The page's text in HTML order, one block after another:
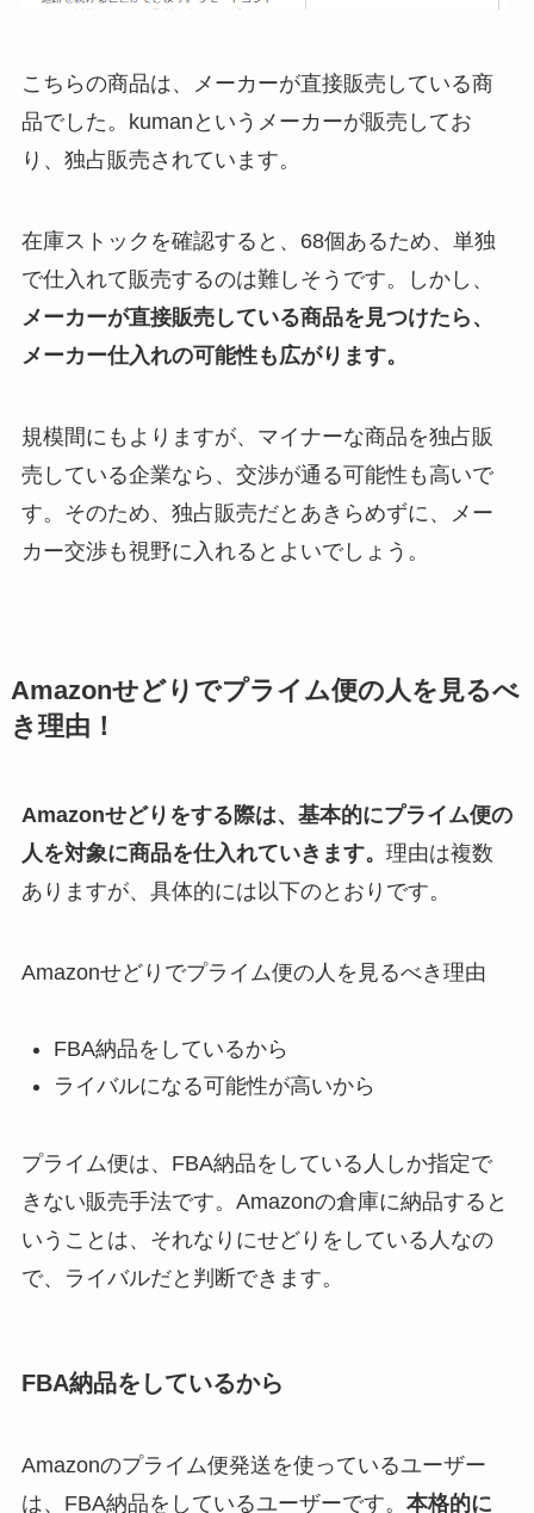
こちらの商品は、メーカーが直接販売している商
品でした。kumanというメーカーが販売してお
り、独占販売されています。
在庫ストックを確認すると、68個あるため、単独
で仕入れて販売するのは難しそうです。しかし、
メーカーが直接販売している商品を見つけたら、
メーカー仕入れの可能性も広がります。
規模間にもよりますが、マイナーな商品を独占販
売している企業なら、交渉が通る可能性も高いで
す。そのため、独占販売だとあきらめずに、メー
カー交渉も視野に入れるとよいでしょう。
Amazonせどりでプライム便の人を見るべ
き理由！
Amazonせどりをする際は、基本的にプライム便の
人を対象に商品を仕入れていきます。 理由は複数
ありますが、具体的には以下のとおりです。
Amazonせどりでプライム便の人を見るべき理由
FBA納品をしているから
ライバルになる可能性が高いから
プライム便は、FBA納品をしている人しか指定で
きない販売手法です。Amazonの倉庫に納品すると
いうことは、それなりにせどりをしている人なの
で、ライバルだと判断できます。
FBA納品をしているから
Amazonのプライム便発送を使っているユーザー
は、FBA納品をしているユーザーです。 本格的に